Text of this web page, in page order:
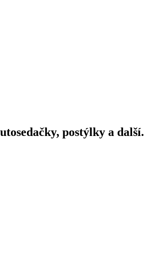
postýlky a další.